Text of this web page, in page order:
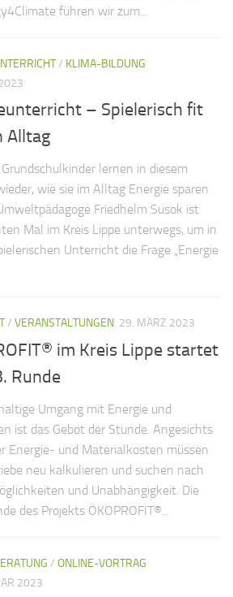
führen wir zum...
/ KLIMA-BILDUNG
– Spielerisch fit
Alltag
lernen in diesem
wie sie im Alltag Energie sparen
Friedhelm Susok ist
Mal im Kreis Lippe unterwegs, um in
Unterricht die Frage „Energie
/ VERANSTALTUNGEN 29. MÄRZ 2023
im Kreis Lippe startet
Runde
Umgang mit Energie und
ist das Gebot der Stunde. Angesichts
Energie- und Materialkosten müssen
neu kalkulieren und suchen nach
und Unabhängigkeit. Die
des Projekts ÖKOPROFIT®...
/ ONLINE-VORTRAG
2023